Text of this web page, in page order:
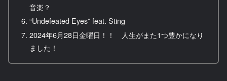
音楽？
“Undefeated Eyes” feat. Sting
2024年6月28日金曜日！！ 人生がまた1つ豊かになり
ました！